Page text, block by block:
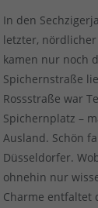
In den
letzter,
kamen nur noch
Spichernstraße
Rossstraße war
Spichernplatz –
Ausland. Schön
Düsseldorfer.
ohnehin nur
Charme entfaltet